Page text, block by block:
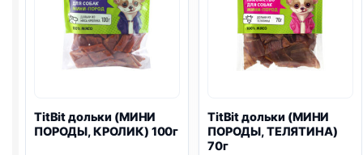
TitBit дольки (МИНИ
ПОРОДЫ, КРОЛИК) 100г
TitBit дольки (МИНИ
ПОРОДЫ, ТЕЛЯТИНА)
70г